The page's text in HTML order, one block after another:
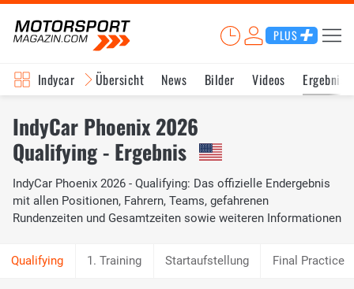
PLUS
Indycar Übersicht News Bilder Videos
IndyCar Phoenix 2026
Qualifying - Ergebnis
IndyCar Phoenix 2026 - Qualifying: Das offizielle Endergebnis
mit allen Positionen, Fahrern, Teams, gefahrenen
Rundenzeiten und Gesamtzeiten sowie weiteren Informationen
1. Training Startaufstellung Final Practice